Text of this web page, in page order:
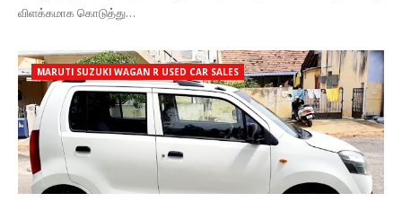
விளக்கமாக கொடுத்து…
MARUTI SUZUKI WAGAN R USED CAR SALES